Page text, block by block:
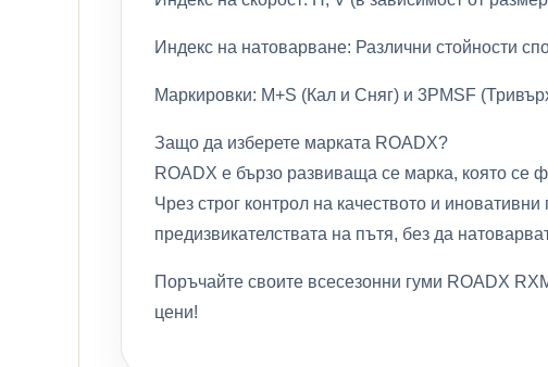
Индекс на натоварване: Различни стойности
Маркировки: M+S (Кал и Сняг) и 3PMSF
Защо да изберете марката ROADX?
ROADX е бързо развиваща се марка, която се
Чрез строг контрол на качеството и
предизвикателствата на пътя, без да
Поръчайте своите всесезонни гуми ROADX
цени!